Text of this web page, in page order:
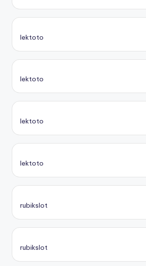
lektoto
lektoto
lektoto
lektoto
rubikslot
rubikslot